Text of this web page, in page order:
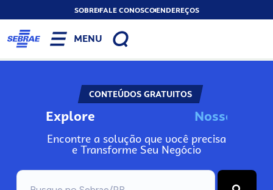
SOBREFALE CONOSCOENDEREÇOS
MENU
CONTEÚDOS GRATUITOS
Explore No
Encontre a solução que você precisa
e Transforme Seu Negócio